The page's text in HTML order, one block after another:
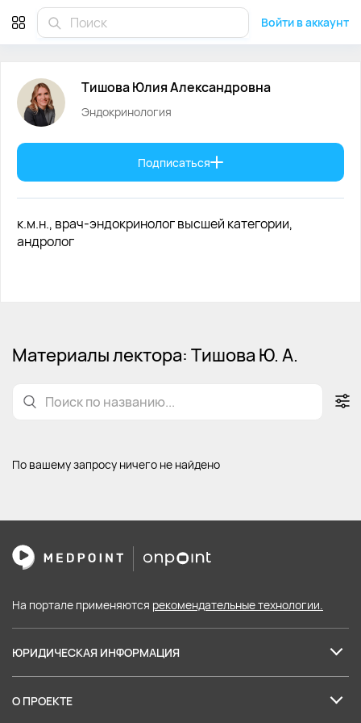
Войти в аккаунт
ТишоваЮлияАлександровна
Эндокринология
Подписаться
к.м.н., врач-эндокринолог высшей категории,
андролог
Материалы лектора: Тишова Ю. А.
По вашему запросу ничего не найдено
На портале применяются рекомендательные технологии.
ЮРИДИЧЕСКАЯ ИНФОРМАЦИЯ
О ПРОЕКТЕ
Тишова Юлия Александровна эндокринолог